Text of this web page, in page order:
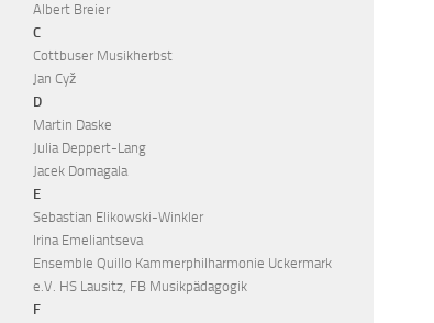
Albert Breier
C
Cottbuser Musikherbst
Jan Cyž
D
Martin Daske
Julia Deppert-Lang
Jacek Domagala
E
Sebastian Elikowski-Winkler
Irina Emeliantseva
Ensemble Quillo Kammerphilharmonie Uckermark
e.V. HS Lausitz, FB Musikpädagogik
F